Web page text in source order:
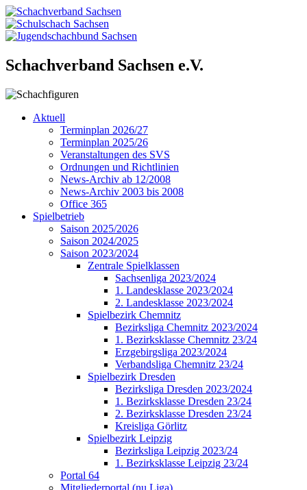
Schachverband Sachsen e.V.
Aktuell
Terminplan 2026/27
Terminplan 2025/26
Veranstaltungen des SVS
Ordnungen und Richtlinien
News-Archiv ab 12/2008
News-Archiv 2003 bis 2008
Office 365
Spielbetrieb
Saison 2025/2026
Saison 2024/2025
Saison 2023/2024
Zentrale Spielklassen
Sachsenliga 2023/2024
1. Landesklasse 2023/2024
2. Landesklasse 2023/2024
Spielbezirk Chemnitz
Bezirksliga Chemnitz 2023/2024
1. Bezirksklasse Chemnitz 23/24
Erzgebirgsliga 2023/2024
Verbandsliga Chemnitz 23/24
Spielbezirk Dresden
Bezirksliga Dresden 2023/2024
1. Bezirksklasse Dresden 23/24
2. Bezirksklasse Dresden 23/24
Kreisliga Görlitz
Spielbezirk Leipzig
Bezirksliga Leipzig 2023/24
1. Bezirksklasse Leipzig 23/24
Portal 64
Mitgliederportal (nu Liga)